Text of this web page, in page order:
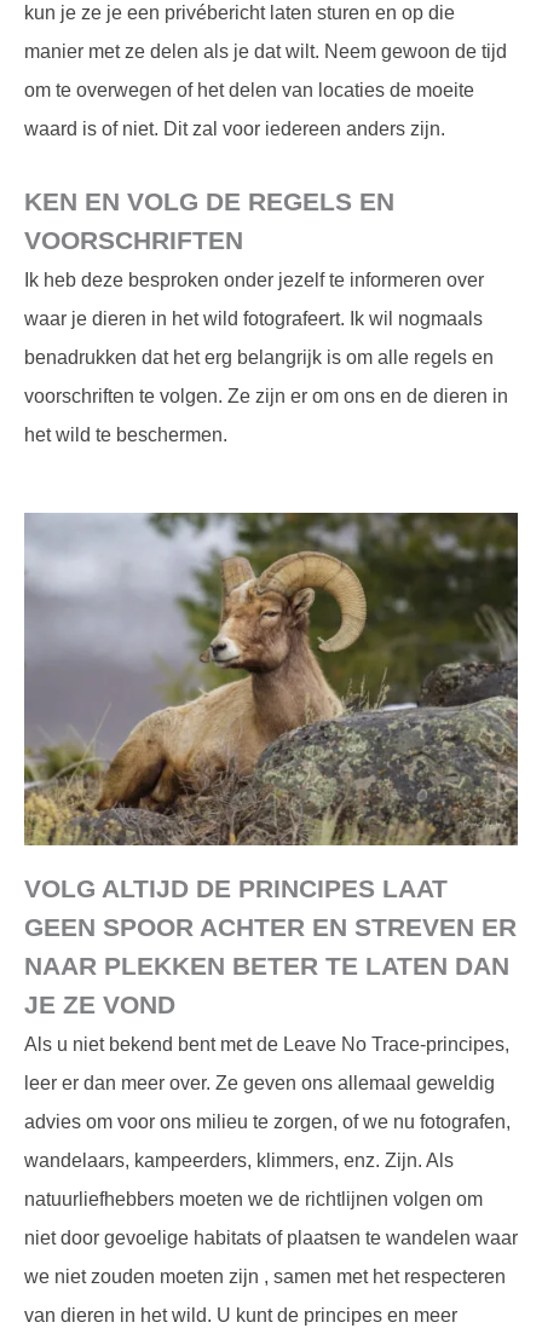
kun je ze je een privébericht laten sturen en op die
manier met ze delen als je dat wilt. Neem gewoon de tijd
om te overwegen of het delen van locaties de moeite
waard is of niet. Dit zal voor iedereen anders zijn.
KEN EN VOLG DE REGELS EN
VOORSCHRIFTEN
Ik heb deze besproken onder jezelf te informeren over
waar je dieren in het wild fotografeert. Ik wil nogmaals
benadrukken dat het erg belangrijk is om alle regels en
voorschriften te volgen. Ze zijn er om ons en de dieren in
het wild te beschermen.
VOLG ALTIJD DE PRINCIPES LAAT
GEEN SPOOR ACHTER EN STREVEN ER
NAAR PLEKKEN BETER TE LATEN DAN
JE ZE VOND
Als u niet bekend bent met de Leave No Trace-principes,
leer er dan meer over. Ze geven ons allemaal geweldig
advies om voor ons milieu te zorgen, of we nu fotografen,
wandelaars, kampeerders, klimmers, enz. Zijn. Als
natuurliefhebbers moeten we de richtlijnen volgen om
niet door gevoelige habitats of plaatsen te wandelen waar
we niet zouden moeten zijn , samen met het respecteren
van dieren in het wild. U kunt de principes en meer